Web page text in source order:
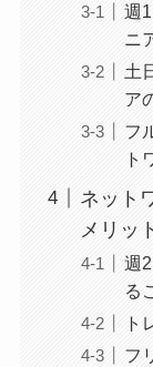
週
ニ
土
ア
フ
ト
ネット
メリッ
週
る
ト
フ